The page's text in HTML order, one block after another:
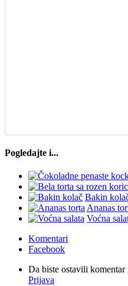
Pogledajte i...
Bakin
Ananas
Voćna
Komentari
Facebook
Da biste ostavili
Prijava